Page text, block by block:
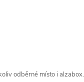
odběrné místo i alzabox.